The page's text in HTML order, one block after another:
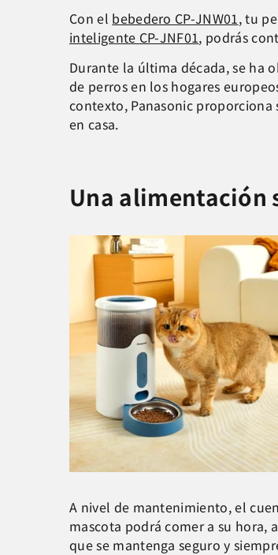
Con el bebedero CP-JNW01, tu
inteligente CP-JNF01, podrás
Durante la última década, se ha
de perros en los hogares
contexto, Panasonic
en casa.
Una alimentación
A nivel de mantenimiento, el
mascota podrá comer a su hora,
que se mantenga seguro y